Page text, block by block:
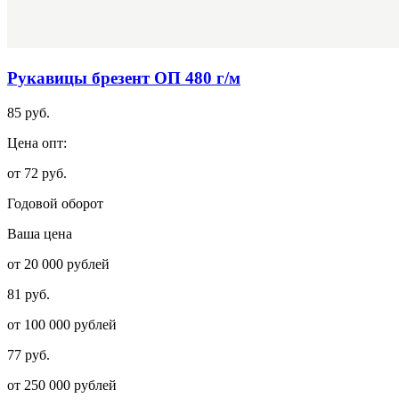
Рукавицы брезент ОП 480 г/м
85 руб.
Цена опт:
от 72 руб.
Годовой оборот
Ваша цена
от 20 000 рублей
81 руб.
от 100 000 рублей
77 руб.
от 250 000 рублей